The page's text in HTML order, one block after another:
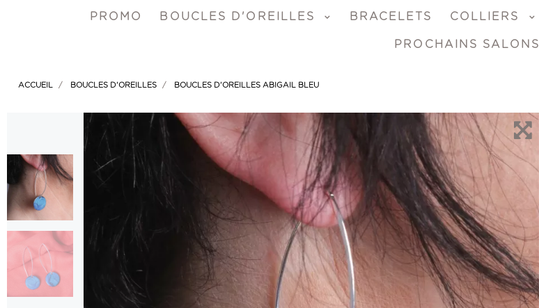
PROMO BOUCLES D'OREILLES BRACELETS COLLIERS
PROCHAINS SALONS
ACCUEIL BOUCLES D'OREILLES BOUCLES D'OREILLES ABIGAIL BLEU